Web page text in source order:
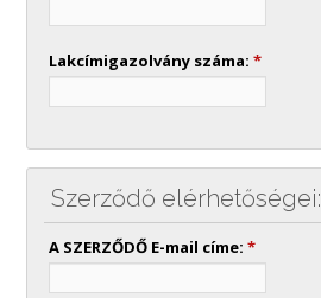
Lakcímigazolvány száma: *
Szerződő elérhetőségei:
A SZERZŐDŐ E-mail címe: *